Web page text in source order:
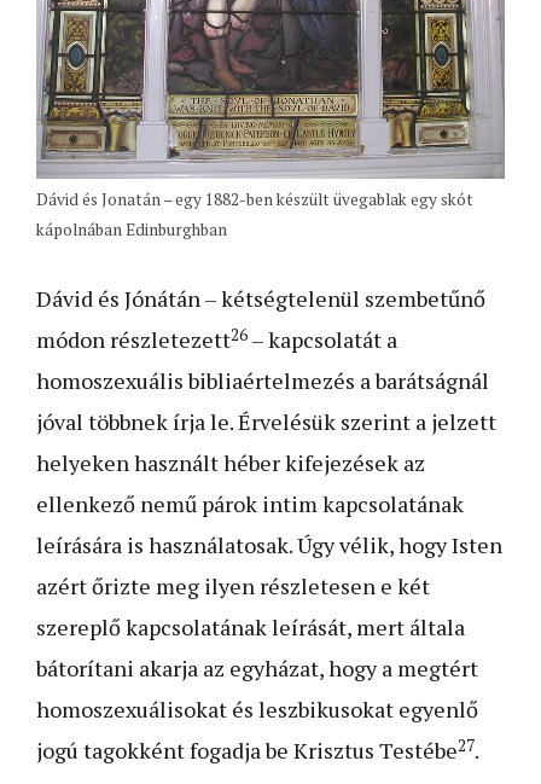
Dávid és Jonatán – egy 1882-ben készült üvegablak egy skót
kápolnában Edinburghban
Dávid és Jónátán – kétségtelenül szembetűnő
módon részletezett26 – kapcsolatát a
homoszexuális bibliaértelmezés a barátságnál
jóval többnek írja le. Érvelésük szerint a jelzett
helyeken használt héber kifejezések az
ellenkező nemű párok intim kapcsolatának
leírására is használatosak. Úgy vélik, hogy Isten
azért őrizte meg ilyen részletesen e két
szereplő kapcsolatának leírását, mert általa
bátorítani akarja az egyházat, hogy a megtért
homoszexuálisokat és leszbikusokat egyenlő
jogú tagokként fogadja be Krisztus Testébe27.